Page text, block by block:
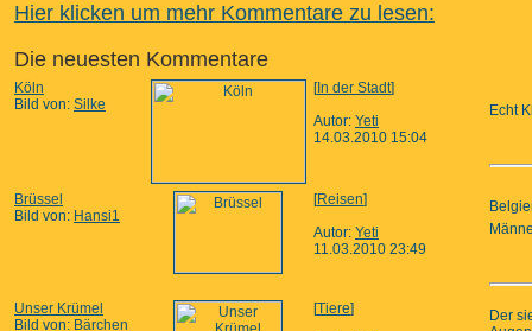
Hier klicken um mehr Kommentare zu lesen:
Die neuesten Kommentare
Köln
Bild von: Silke
[In der Stadt]
Autor: Yeti
14.03.2010 15:04
Echt
Brüssel
Bild von: Hansi1
[Reisen]
Autor: Yeti
11.03.2010 23:49
Unser Krümel
Bild von: Bärchen
[Tiere]
Der